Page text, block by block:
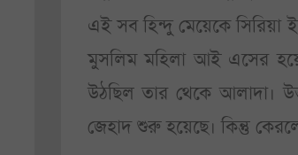
এই সব হিন্দু মেয়েকে সিরিয়া
মুসলিম মহিলা আই এসের হয়ে
উঠছিল তার থেকে আলাদা।
জেহাদ শুরু হয়েছে। কিন্তু